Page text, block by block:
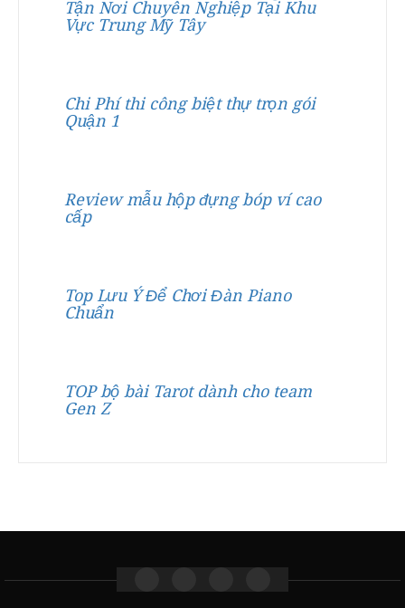
Tận Nơi Chuyên Nghiệp Tại Khu
Vực Trung Mỹ Tây
Chi Phí thi công biệt thự trọn gói
Quận 1
Review mẫu hộp đựng bóp ví cao
cấp
Top Lưu Ý Để Chơi Đàn Piano
Chuẩn
TOP bộ bài Tarot dành cho team
Gen Z